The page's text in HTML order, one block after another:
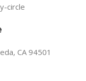
CA 94501